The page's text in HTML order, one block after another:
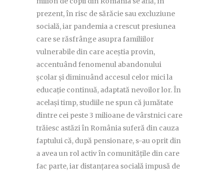
prezent, în risc de sărăcie sau excluziune
socială, iar pandemia a crescut presiunea
care se răsfrânge asupra familiilor
vulnerabile din care aceștia provin,
accentuând fenomenul abandonului
școlar și diminuând accesul celor mici la
educație continuă, adaptată nevoilor lor. În
același timp, studiile ne spun că jumătate
dintre cei peste 3 milioane de vârstnici care
trăiesc astăzi în România suferă din cauza
faptului că, după pensionare, s-au oprit din
a avea un rol activ în comunitățile din care
fac parte, iar distanțarea socială impusă de